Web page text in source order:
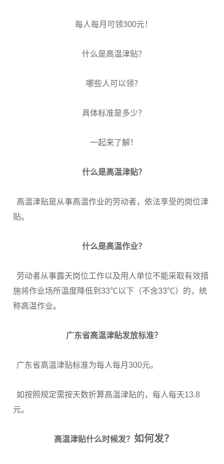
每人每月可领300元！
什么是高温津贴？
哪些人可以领？
具体标准是多少？
一起来了解！
什么是高温津贴？
高温津贴是从事高温作业的劳动者，依法享受的岗位津
贴。
什么是高温作业？
劳动者从事露天岗位工作以及用人单位不能采取有效措
施将作业场所温度降低到33℃以下（不含33℃）的，统
称高温作业。
广东省高温津贴发放标准？
广东省高温津贴标准为每人每月300元。
如按照规定需按天数折算高温津贴的，每人每天13.8
元。
高温津贴什么时候发？ 如何发？